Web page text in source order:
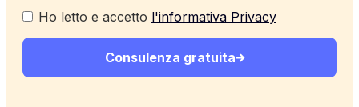
Ho letto e accetto l'informativa Privacy
Consulenza gratuita